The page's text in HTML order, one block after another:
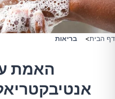
דף הבית> בריאות
האמת